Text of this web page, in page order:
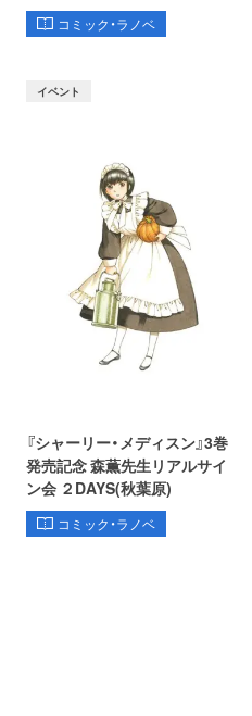
コミック・ラノベ
イベント
『シャーリー・メディスン』3巻
発売記念 森薫先生リアルサイ
ン会 ２DAYS(秋葉原)
コミック・ラノベ